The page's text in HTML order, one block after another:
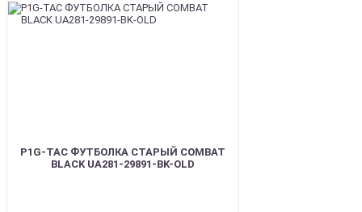
P1G-TAC ФУТБОЛКА СТАРЫЙ COMBAT
BLACK UA281-29891-BK-OLD